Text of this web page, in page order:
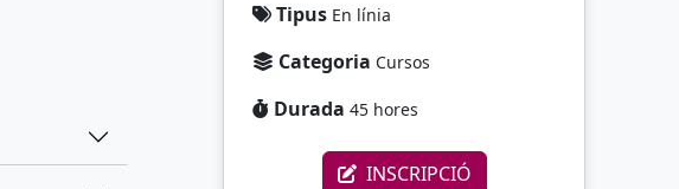
Tipus En línia
Categoria Cursos
Durada 45 hores
INSCRIPCIÓ